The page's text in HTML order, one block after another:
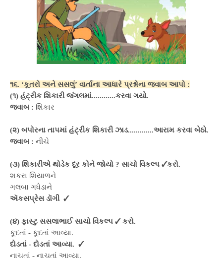
૧૬. ‘કૂતરો અને સસલું’ વાર્તાના આધારે પ્રશ્નોના જવાબ આપો :
(૧) હંટ્રીક શિકારી જંગલમાં............કરવા ગયો.
જવાબ : શિકાર
(૨) બપોરના તાપમાં હંટ્રીક શિકારી ઝાડ.............આરામ કરવા બેઠો.
જવાબ : નીચે
(૩) શિકારીએ થોડેક દૂર કોને જોયો ? સાચો વિકલ્પ ✓કરો.
શકરા શિયાળને
ગલબા ગધેડાને
ઍકસપ્રેસ ડૉગી ✓
(૪) ફાસ્ટુ સસલાભાઈ સાચો વિકલ્પ ✓ કરો.
કૂદતાં - કૂદતાં આવ્યા.
દોડતાં - દોડતાં આવ્યા. ✓
નાચતાં - નાચતાં આવ્યા.